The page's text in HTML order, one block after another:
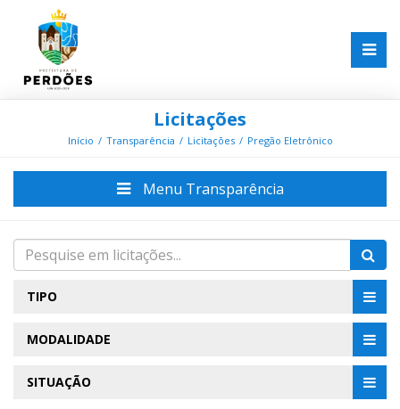
Licitações
Início Transparência Licitações Pregão Eletrônico
Menu Transparência
TIPO
MODALIDADE
SITUAÇÃO